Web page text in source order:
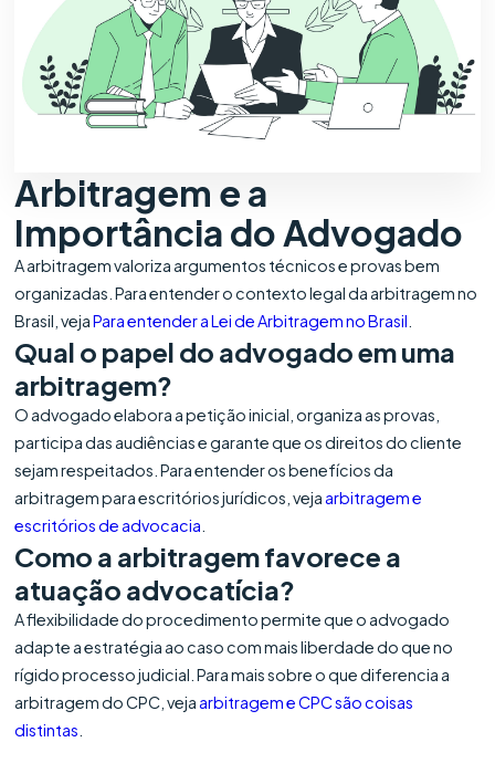
Arbitragem e a
Importância do Advogado
A arbitragem valoriza argumentos técnicos e provas bem
organizadas. Para entender o contexto legal da arbitragem no
Brasil, vejaPara entender a Lei de Arbitragem no Brasil
Qual o papel do advogado em uma
arbitragem?
O advogado elabora a petição inicial, organiza as provas,
participa das audiências e garante que os direitos do cliente
sejam respeitados. Para entender os benefícios da
arbitragem para escritórios jurídicos, veja arbitragem e
escritórios de advocacia
Como a arbitragem favorece a
atuação advocatícia?
A flexibilidade do procedimento permite que o advogado
adapte a estratégia ao caso com mais liberdade do que no
rígido processo judicial. Para mais sobre o que diferencia a
arbitragem do CPC, veja arbitragem e CPC são coisas
distintas